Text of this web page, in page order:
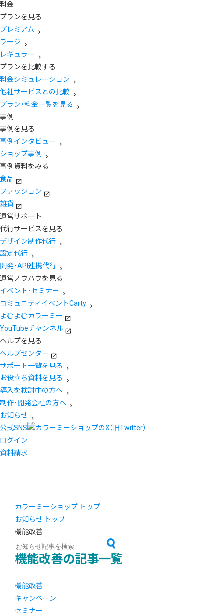
料金
プランを見る
プレミアム
ラージ
レギュラー
プランを比較する
料金シミュレーション
他社サービスとの比較
プラン・料金一覧を見る
事例
事例を見る
事例インタビュー
ショップ事例
事例資料をみる
食品
ファッション
雑貨
運営サポート
代行サービスを見る
デザイン制作代行
設定代行
開発・API連携代行
運営ノウハウを見る
イベント・セミナー
コミュニティイベントCarty
よむよむカラーミー
YouTubeチャンネル
ヘルプを見る
ヘルプセンター
サポート一覧を見る
お役立ち資料を見る
導入を検討中の方へ
制作・開発会社の方へ
お知らせ
公式SNS
ログイン
資料請求
カラーミーショップ トップ
お知らせ トップ
機能改善
機能改善の記事一覧
機能改善
キャンペーン
セミナー